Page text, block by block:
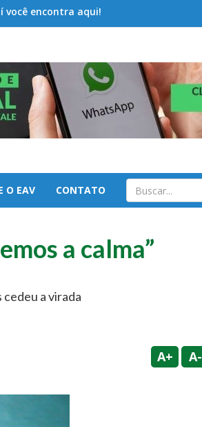
você encontra aqui!
O EAV CONTATO
a calma”
a virada
A+ A-